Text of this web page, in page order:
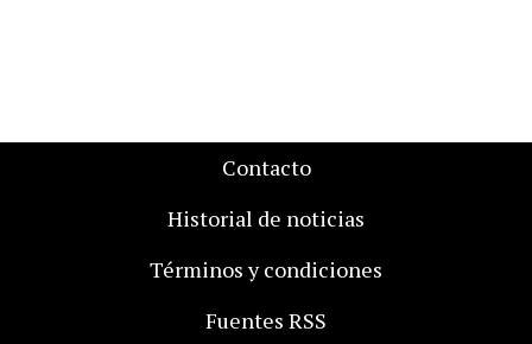
Contacto
Historial de noticias
Términos y condiciones
Fuentes RSS